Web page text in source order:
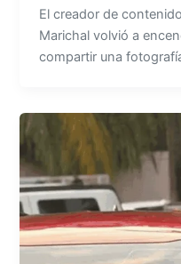
El creador de
Marichal volvió a
compartir una